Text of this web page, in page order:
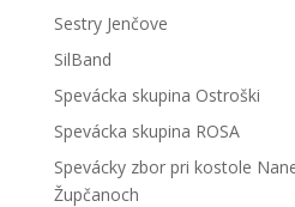
Sestry Jenčove
SilBand
Spevácka skupina Ostroški
Spevácka skupina ROSA
Spevácky zbor pri kostole
Župčanoch